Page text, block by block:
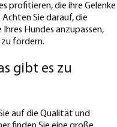
profitieren, die ihre Gelenke
Sie darauf, die
Ihres Hundes anzupassen,
zu fördern.
gibt es zu
auf die Qualität und